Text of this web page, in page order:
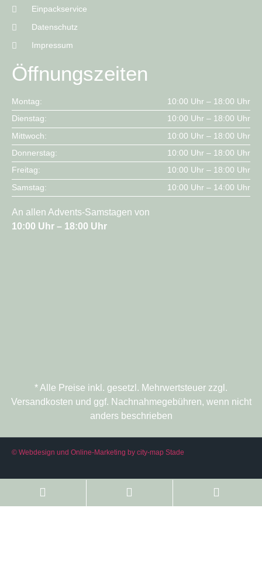
Einpackservice
Datenschutz
Impressum
Öffnungszeiten
Montag:
10:00 Uhr – 18:00 Uhr
Dienstag:
10:00 Uhr – 18:00 Uhr
Mittwoch:
10:00 Uhr – 18:00 Uhr
Donnerstag:
10:00 Uhr – 18:00 Uhr
Freitag:
10:00 Uhr – 18:00 Uhr
Samstag:
10:00 Uhr – 14:00 Uhr
An allen Advents-Samstagen von
10:00 Uhr – 18:00 Uhr
* Alle Preise inkl. gesetzl. Mehrwertsteuer zzgl.
Versandkosten und ggf. Nachnahmegebühren, wenn nicht
anders beschrieben
© Webdesign und Online-Marketing by city-map Stade